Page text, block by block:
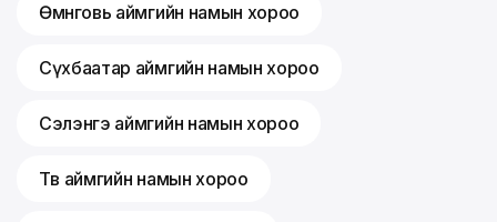
Өмнөговь аймгийн намын хороо
Сүхбаатар аймгийн намын хороо
Сэлэнгэ аймгийн намын хороо
Төв аймгийн намын хороо